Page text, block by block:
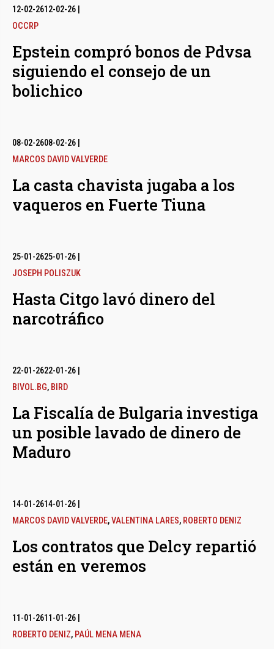
12-02-2612-02-26
OCCRP
Epstein compró bonos de Pdvsa
siguiendo el consejo de un
bolichico
08-02-2608-02-26
MARCOS DAVID VALVERDE
La casta chavista jugaba a los
vaqueros en Fuerte Tiuna
25-01-2625-01-26
JOSEPH POLISZUK
Hasta Citgo lavó dinero del
narcotráfico
22-01-2622-01-26
BIVOL.BG, BIRD
La Fiscalía de Bulgaria investiga
un posible lavado de dinero de
Maduro
14-01-2614-01-26
MARCOS DAVID VALVERDE,VALENTINA LARES, ROBERTO DENIZ
Los contratos que Delcy repartió
están en veremos
11-01-2611-01-26
ROBERTO DENIZ, PAÚL MENA MENA